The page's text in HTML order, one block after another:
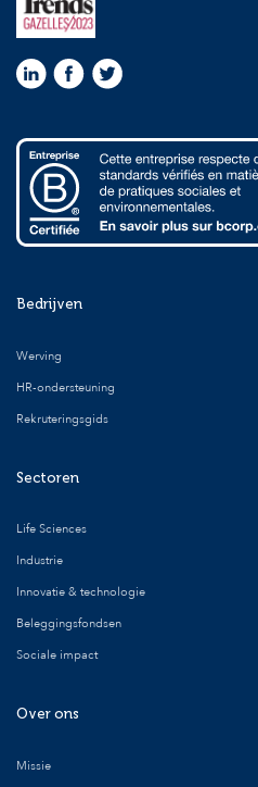
Bedrijven
Werving
HR-ondersteuning
Rekruteringsgids
Sectoren
Life Sciences
Industrie
Innovatie & technologie
Beleggingsfondsen
Sociale impact
Over ons
Missie